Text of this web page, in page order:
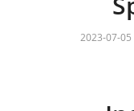
2023-07-05